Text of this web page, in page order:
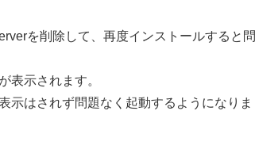
を削除して、再度インストールすると問
表示されます。
示はされず問題なく起動するようになりま